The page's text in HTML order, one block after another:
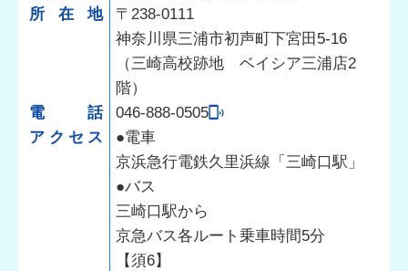
所在地
〒238-0111
神奈川県三浦市初声町下宮田5-16
（三崎高校跡地 ベイシア三浦店2
階）
電話
046-888-0505
アクセス
●電車
京浜急行電鉄久里浜線「三崎口駅」
●バス
三崎口駅から
京急バス各ルート乗車時間5分
【須6】